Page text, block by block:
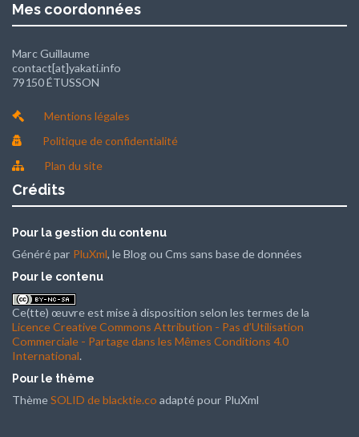
Mes coordonnées
Marc Guillaume
contact[at]yakati.info
79150 ÉTUSSON
Mentions légales
Politique de confidentialité
Plan du site
Crédits
Pour la gestion du contenu
Généré par PluXml, le Blog ou Cms sans base de données
Pour le contenu
Ce(tte) œuvre est mise à disposition selon les termes de la
Licence Creative Commons Attribution - Pas d’Utilisation
Commerciale - Partage dans les Mêmes Conditions 4.0
International.
Pour le thème
ThèmeSOLID de blacktie.co adapté pour PluXml